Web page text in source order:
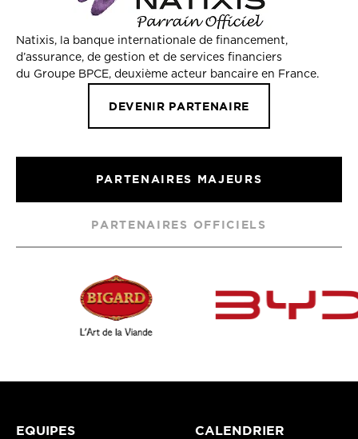
Natixis, la banque internationale de financement,
d’assurance, de gestion et de services financiers
du Groupe BPCE, deuxième acteur bancaire en France.
DEVENIR PARTENAIRE
PARTENAIRES MAJEURS
PARTENAIRES OFFICIELS
EQUIPES CALENDRIER